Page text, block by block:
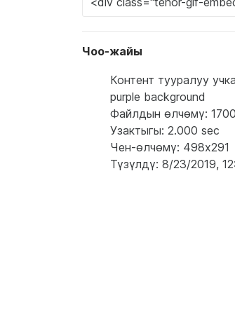
Чоо-жайы
Контент тууралуу
purple background
Файлдын өлчөмү:
Узактыгы: 2.000 sec
Чен-өлчөмү: 498x291
Түзүлдү: 8/23/2019,